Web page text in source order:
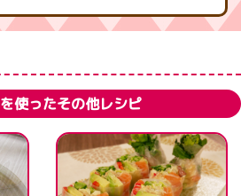
使ったその他レシピ